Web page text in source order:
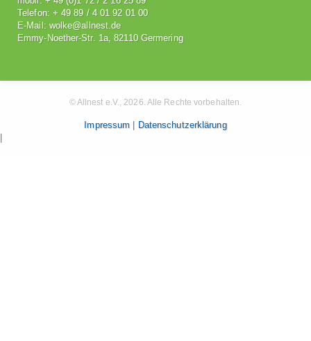
Telefon: + 49 89 / 4 01 92 01 00
E-Mail: wolke@allnest.de
Emmy-Noether-Str. 1a, 82110 Germering
© Allnest e.V., 2026. Alle Rechte vorbehalten.
Impressum
Datenschutzerklärung